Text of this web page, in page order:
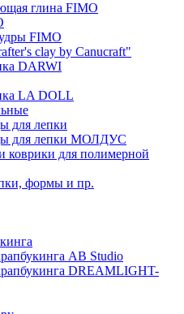
глина FIMO
FIMO
clay by Canucraft"
DARWI
LA DOLL
для лепки
для лепки МОЛДУС
коврики для полимерной
формы и пр.
AB Studio
DREAMLIGHT-